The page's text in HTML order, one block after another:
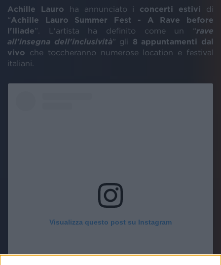
Achille Lauro ha annunciato i concerti estivi di
“Achille Lauro Summer Fest - A Rave before
l'Iliade”. L'artista ha definito come un “rave
all'insegna dell'inclusività” gli 8 appuntamenti dal
vivo che toccheranno numerose location e festival
italiani.
Visualizza questo post su Instagram